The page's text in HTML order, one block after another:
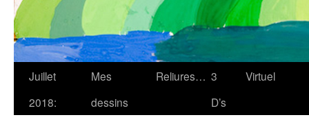
Juillet
2018:
Mes
dessins
Reliures… 3
D’s
Virtuel